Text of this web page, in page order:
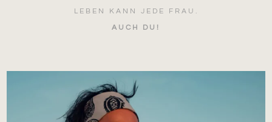
LEBEN KANN JEDE FRAU.
AUCH DU!